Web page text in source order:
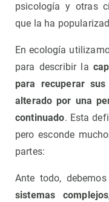
psicología y otras
que la ha
En ecología
para describir la
para recuperar
alterado por una
continuado. Esta
pero esconde
partes:
Ante todo,
sistemas complejos